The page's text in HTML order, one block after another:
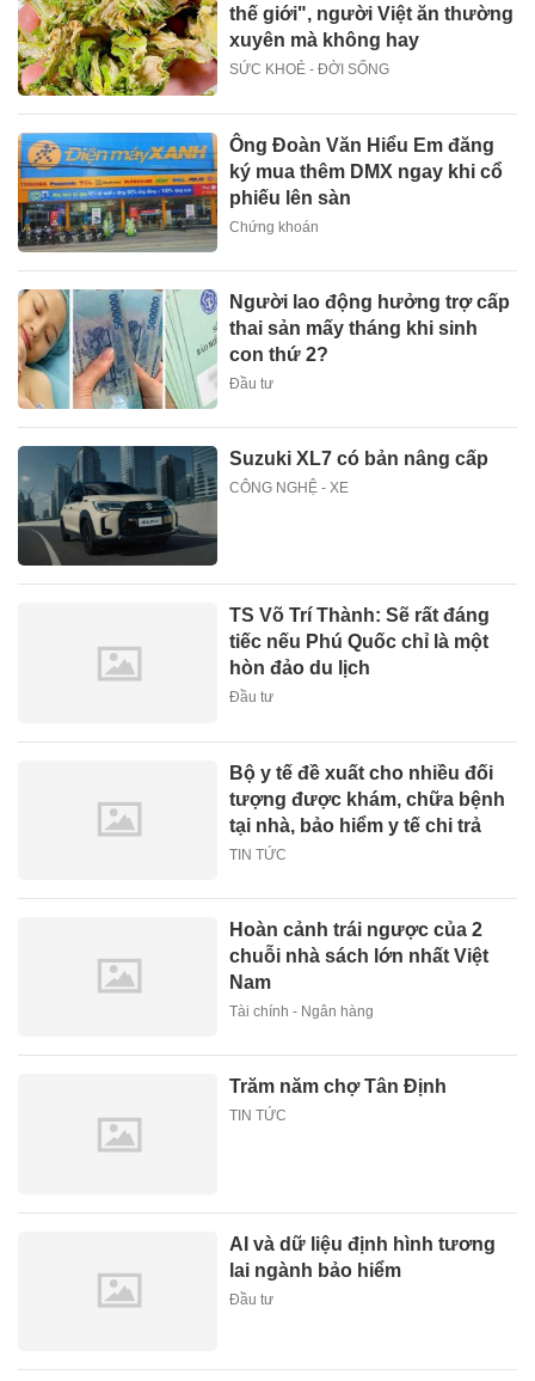
thế giới", người Việt ăn thường
xuyên mà không hay
SỨC KHOẺ - ĐỜI SỐNG
Ông Đoàn Văn Hiểu Em đăng
ký mua thêm DMX ngay khi cổ
phiếu lên sàn
Chứng khoán
Người lao động hưởng trợ cấp
thai sản mấy tháng khi sinh
con thứ 2?
Đầu tư
Suzuki XL7 có bản nâng cấp
CÔNG NGHỆ - XE
TS Võ Trí Thành: Sẽ rất đáng
tiếc nếu Phú Quốc chỉ là một
hòn đảo du lịch
Đầu tư
Bộ y tế đề xuất cho nhiều đối
tượng được khám, chữa bệnh
tại nhà, bảo hiểm y tế chi trả
TIN TỨC
Hoàn cảnh trái ngược của 2
chuỗi nhà sách lớn nhất Việt
Nam
Tài chính - Ngân hàng
Trăm năm chợ Tân Định
TIN TỨC
AI và dữ liệu định hình tương
lai ngành bảo hiểm
Đầu tư